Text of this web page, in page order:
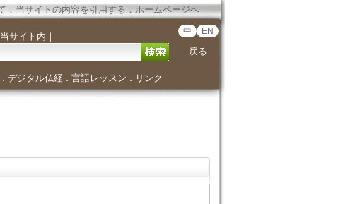
．当サイトの内容を引用する．ホームページへ
当サイト内 ｜ 中 EN
戻る
． デジタル仏経． 言語レッスン ． リンク